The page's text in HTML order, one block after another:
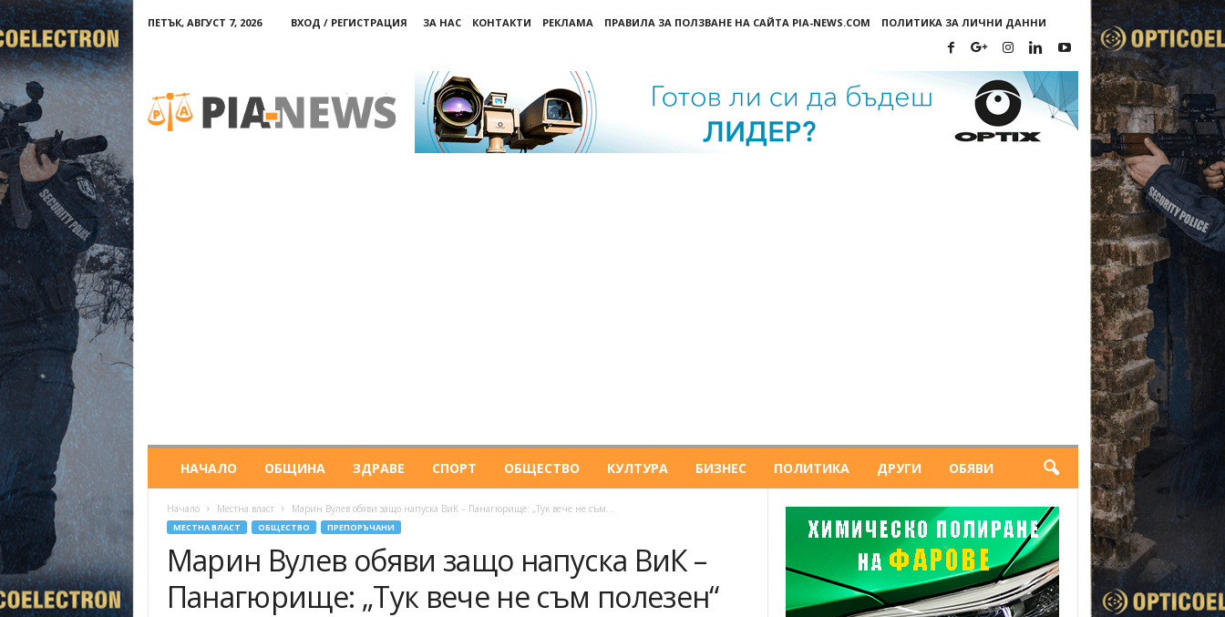
ПЕТЪК, АВГУСТ 7, 2026 ВХОД / РЕГИСТРАЦИЯ ЗА НАС КОНТАКТИ РЕКЛАМА ПРАВИЛА ЗА ПОЛЗВАНЕ НА САЙТА PIA-NEWS.COM ПОЛИТИКА ЗА ЛИЧНИ ДАННИ
НАЧАЛО ОБЩИНА ЗДРАВЕ СПОРТ ОБЩЕСТВО КУЛТУРА БИЗНЕС ПОЛИТИКА ДРУГИ ОБЯВИ
Начало Местна власт Марин Вулев обяви защо напуска ВиК – Панагюрище: „Тук вече не съм...
МЕСТНА ВЛАСТ ОБЩЕСТВО ПРЕПОРЪЧАНИ
Марин Вулев обяви защо напуска ВиК –
Панагюрище: „Тук вече не съм полезен“